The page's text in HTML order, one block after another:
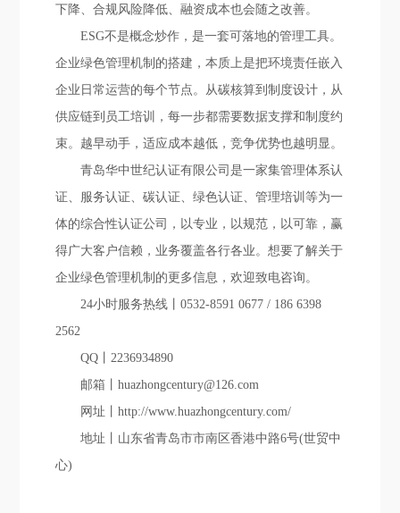
下降、合规风险降低、融资成本也会随之改善。
ESG不是概念炒作，是一套可落地的管理工具。
企业绿色管理机制的搭建，本质上是把环境责任嵌入
企业日常运营的每个节点。从碳核算到制度设计，从
供应链到员工培训，每一步都需要数据支撑和制度约
束。越早动手，适应成本越低，竞争优势也越明显。
青岛华中世纪认证有限公司是一家集管理体系认
证、服务认证、碳认证、绿色认证、管理培训等为一
体的综合性认证公司，以专业，以规范，以可靠，赢
得广大客户信赖，业务覆盖各行各业。想要了解关于
企业绿色管理机制的更多信息，欢迎致电咨询。
24小时服务热线丨0532-8591 0677 / 186 6398
2562
QQ丨2236934890
邮箱丨huazhongcentury@126.com
网址丨http://www.huazhongcentury.com/
地址丨山东省青岛市市南区香港中路6号(世贸中
心)